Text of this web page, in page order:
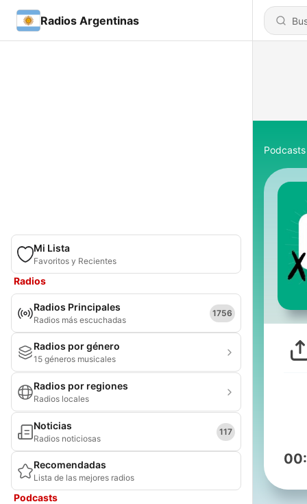
Radios Argentinas
Mi Lista
Favoritos y Recientes
Radios
Radios Principales
Radios más escuchadas
1756
Radios por género
15 géneros musicales
Radios por regiones
Radios locales
Noticias
Radios noticiosas
117
Recomendadas
Lista de las mejores radios
Podcasts
Podcasts